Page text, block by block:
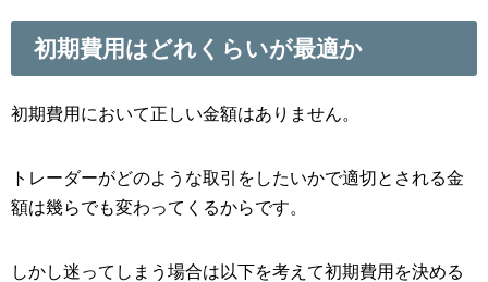
初期費用はどれくらいが最適か
初期費用において正しい金額はありません。
トレーダーがどのような取引をしたいかで適切とされる金
額は幾らでも変わってくるからです。
しかし迷ってしまう場合は以下を考えて初期費用を決める